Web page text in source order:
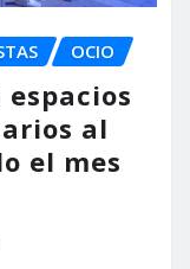
OCIO
al
el mes